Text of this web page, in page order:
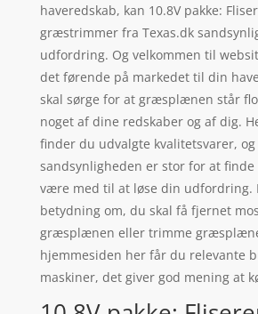
haveredskab, kan 10.8V pakke:
græstrimmer fra Texas.dk
udfordring. Og velkommen til
det førende på markedet til din
skal sørge for at græsplænen står
noget af dine redskaber og af dig.
finder du udvalgte kvalitetsvarer, og
sandsynligheden er stor for at finde
være med til at løse din udfordring.
betydning om, du skal få fjernet
græsplænen eller trimme
hjemmesiden her får du relevante
maskiner, det giver god mening at